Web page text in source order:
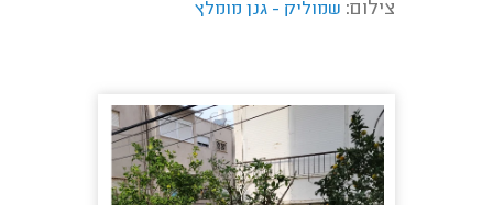
צילום: שמוליק - גנן מומלץ